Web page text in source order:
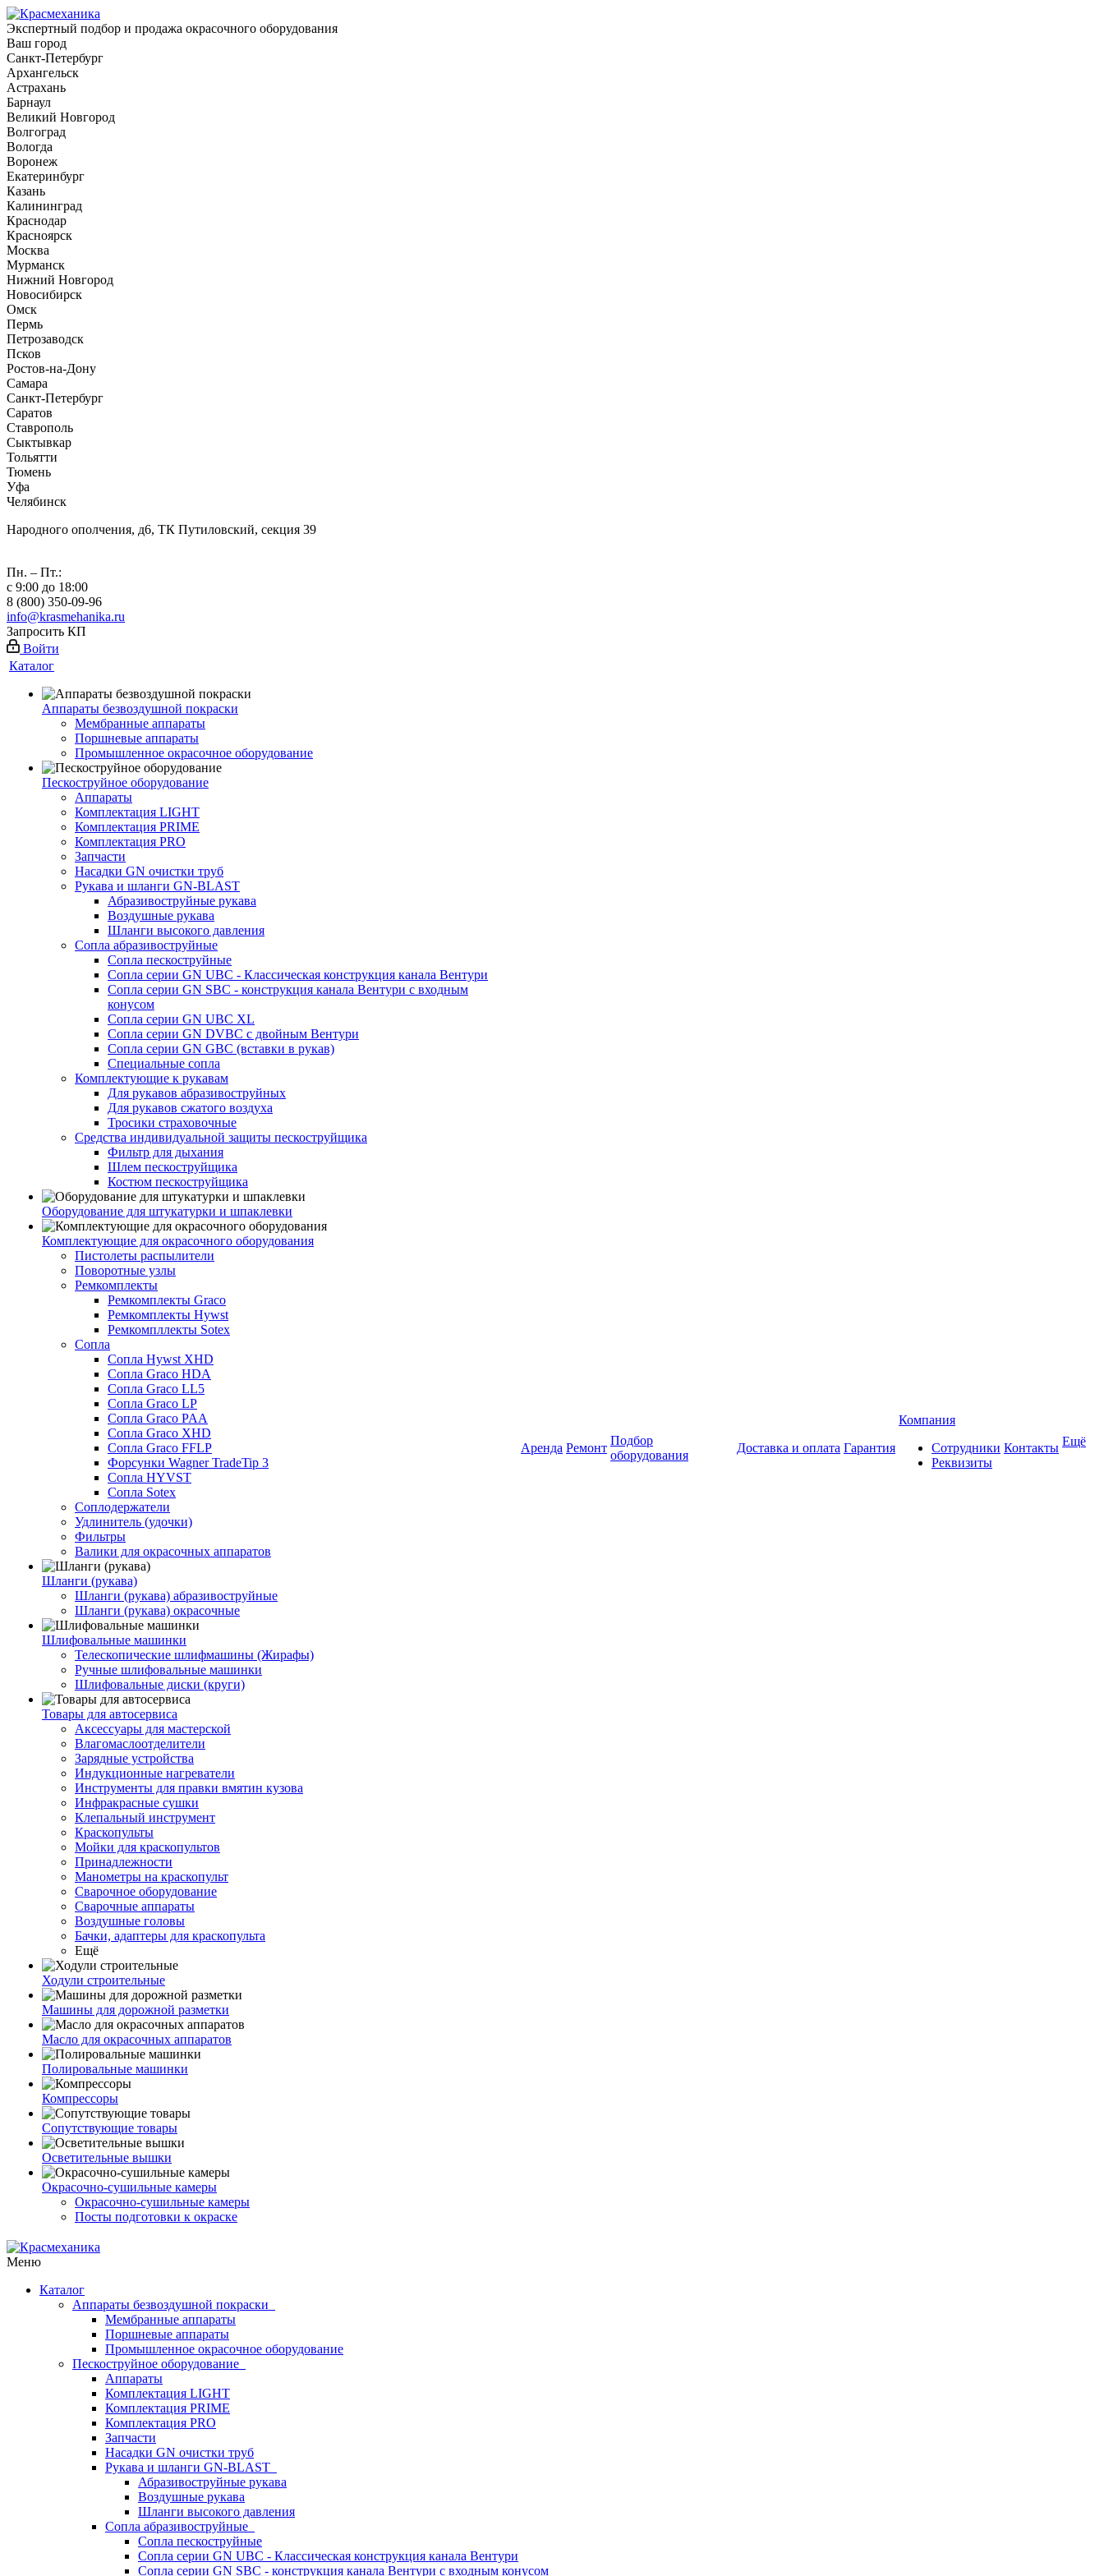
Экспертный подбор и продажа окрасочного оборудования
Ваш город
Санкт-Петербург
Архангельск
Астрахань
Барнаул
Великий Новгород
Волгоград
Вологда
Воронеж
Екатеринбург
Казань
Калининград
Краснодар
Красноярск
Москва
Мурманск
Нижний Новгород
Новосибирск
Омск
Пермь
Петрозаводск
Псков
Ростов-на-Дону
Самара
Санкт-Петербург
Саратов
Ставрополь
Сыктывкар
Тольятти
Тюмень
Уфа
Челябинск
Народного ополчения, д6, ТК Путиловский, секция 39
Пн. – Пт.:
с 9:00 до 18:00
8 (800) 350-09-96
info@krasmehanika.ru
Запросить КП
Войти
Каталог
Аппараты безвоздушной покраски
Мембранные аппараты
Поршневые аппараты
Промышленное окрасочное оборудование
Пескоструйное оборудование
Аппараты
Комплектация LIGHT
Комплектация PRIME
Комплектация PRO
Запчасти
Насадки GN очистки труб
Рукава и шланги GN-BLAST
Абразивоструйные рукава
Воздушные рукава
Шланги высокого давления
Сопла абразивоструйные
Сопла пескоструйные
Сопла серии GN UBC - Классическая конструкция канала Вентури
Сопла серии GN SBC - конструкция канала Вентури c входным
конусом
Сопла серии GN UBC XL
Сопла серии GN DVBC с двойным Вентури
Сопла серии GN GBC (вставки в рукав)
Специальные сопла
Комплектующие к рукавам
Для рукавов абразивоструйных
Для рукавов сжатого воздуха
Тросики страховочные
Средства индивидуальной защиты пескоструйщика
Фильтр для дыхания
Шлем пескоструйщика
Костюм пескоструйщика
Оборудование для штукатурки и шпаклевки
Комплектующие для окрасочного оборудования
Пистолеты распылители
Поворотные узлы
Ремкомплекты
Ремкомплекты Graco
Ремкомплекты Hywst
Ремкомпллекты Sotex
Сопла
Сопла Hywst XHD
Сопла Graco HDA
Сопла Graco LL5
Сопла Graco LP
Сопла Graco PAA
Сопла Graco XHD
Сопла Graco FFLP
Форсунки Wagner TradeTip 3
Сопла HYVST
Сопла Sotex
Соплодержатели
Удлинитель (удочки)
Фильтры
Валики для окрасочных аппаратов
Шланги (рукава)
Шланги (рукава) абразивоструйные
Шланги (рукава) окрасочные
Шлифовальные машинки
Телескопические шлифмашины (Жирафы)
Ручные шлифовальные машинки
Шлифовальные диски (круги)
Товары для автосервиса
Аксессуары для мастерской
Влагомаслоотделители
Зарядные устройства
Индукционные нагреватели
Инструменты для правки вмятин кузова
Инфракрасные сушки
Клепальный инструмент
Краскопульты
Мойки для краскопультов
Принадлежности
Манометры на краскопульт
Сварочное оборудование
Сварочные аппараты
Воздушные головы
Бачки, адаптеры для краскопульта
Ещё
Ходули строительные
Машины для дорожной разметки
Масло для окрасочных аппаратов
Полировальные машинки
Компрессоры
Сопутствующие товары
Осветительные вышки
Окрасочно-сушильные камеры
Окрасочно-сушильные камеры
Посты подготовки к окраске
Аренда Ремонт
Подбор
оборудования
Доставка и оплата Гарантия
Компания
Сотрудники
Реквизиты
Контакты Ещё
Меню
Каталог
Аппараты безвоздушной покраски
Мембранные аппараты
Поршневые аппараты
Промышленное окрасочное оборудование
Пескоструйное оборудование
Аппараты
Комплектация LIGHT
Комплектация PRIME
Комплектация PRO
Запчасти
Насадки GN очистки труб
Рукава и шланги GN-BLAST
Абразивоструйные рукава
Воздушные рукава
Шланги высокого давления
Сопла абразивоструйные
Сопла пескоструйные
Сопла серии GN UBC - Классическая конструкция канала Вентури
Сопла серии GN SBC - конструкция канала Вентури c входным конусом